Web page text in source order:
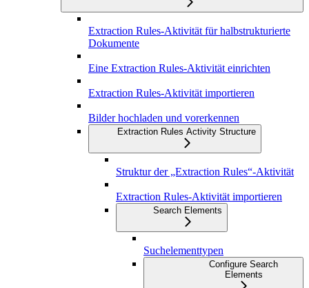
Extraction Rules-Aktivität für halbstrukturierte
Dokumente
Eine Extraction Rules-Aktivität einrichten
Extraction Rules-Aktivität importieren
Bilder hochladen und vorerkennen
Extraction Rules Activity Structure
Struktur der „Extraction Rules“-Aktivität
Extraction Rules-Aktivität importieren
Search Elements
Suchelementtypen
Configure Search
Elements